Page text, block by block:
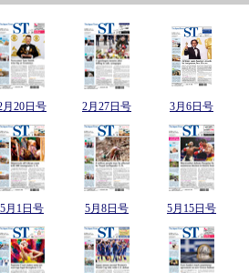
月20日号 2月27日号 3月6日号
5月1日号 5月8日号 5月15日号